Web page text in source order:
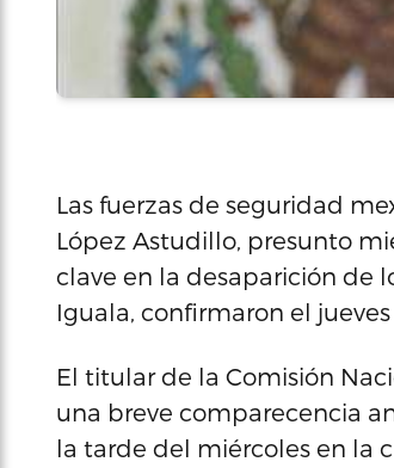
Las fuerzas de seguridad
López Astudillo, presunto
clave en la desaparición de
Iguala, confirmaron el
El titular de la Comisión
una breve comparecencia
la tarde del miércoles en la